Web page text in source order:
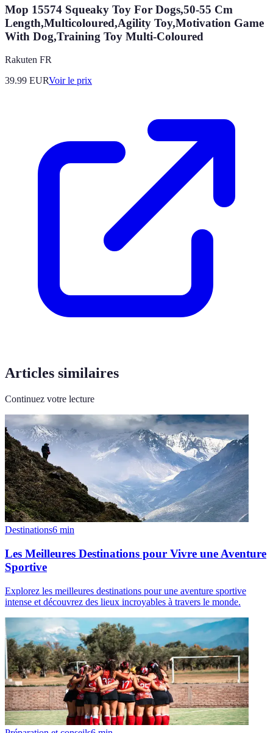
Mop 15574 Squeaky Toy For Dogs,50-55 Cm
Length,Multicoloured,Agility Toy,Motivation Game
With Dog,Training Toy Multi-Coloured
Rakuten FR
39.99 EURVoir le prix
Articles similaires
Continuez votre lecture
Destinations6 min
Les Meilleures Destinations pour Vivre une Aventure
Sportive
Explorez les meilleures destinations pour une aventure sportive
intense et découvrez des lieux incroyables à travers le monde.